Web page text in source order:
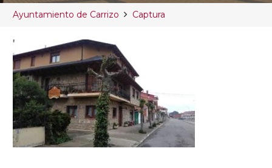
Ayuntamiento de Carrizo Captura